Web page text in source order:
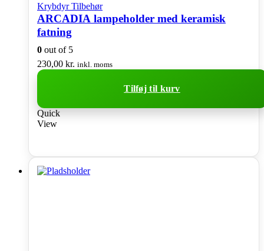
Krybdyr Tilbehør
ARCADIA lampeholder med keramisk
fatning
0 out of 5
230,00 kr. inkl. moms
Tilføj til kurv
Quick
View